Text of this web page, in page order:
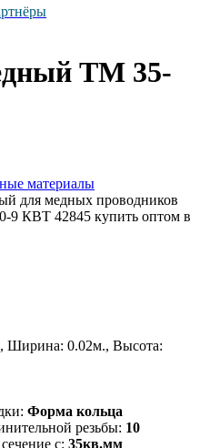
ТМ 35-
материалы
для медных проводников
Ширина: 0.02м., Высота:
Форма кольца
резьбы: 10
с: 35кв.мм